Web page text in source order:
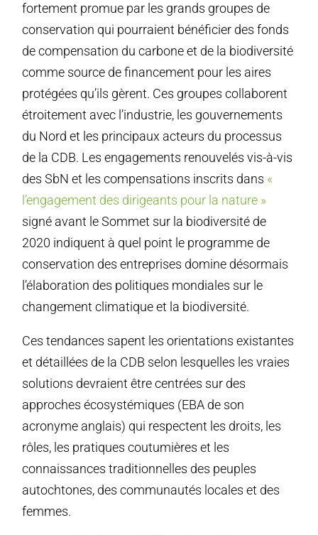
fortement promue par les grands groupes de
conservation qui pourraient bénéficier des fonds
de compensation du carbone et de la biodiversité
comme source de financement pour les aires
protégées qu’ils gèrent. Ces groupes collaborent
étroitement avec l’industrie, les gouvernements
du Nord et les principaux acteurs du processus
de la CDB. Les engagements renouvelés vis-à-vis
des SbN et les compensations inscrits dans «
l’engagement des dirigeants pour la nature »
signé avant le Sommet sur la biodiversité de
2020 indiquent à quel point le programme de
conservation des entreprises domine désormais
l’élaboration des politiques mondiales sur le
changement climatique et la biodiversité.
Ces tendances sapent les orientations existantes
et détaillées de la CDB selon lesquelles les vraies
solutions devraient être centrées sur des
approches écosystémiques (EBA de son
acronyme anglais) qui respectent les droits, les
rôles, les pratiques coutumières et les
connaissances traditionnelles des peuples
autochtones, des communautés locales et des
femmes.